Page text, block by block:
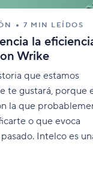
7 MIN LEÍDOS
la
Wrike
que estamos
te gustará, porque
la que
o que evoca
Intelco es